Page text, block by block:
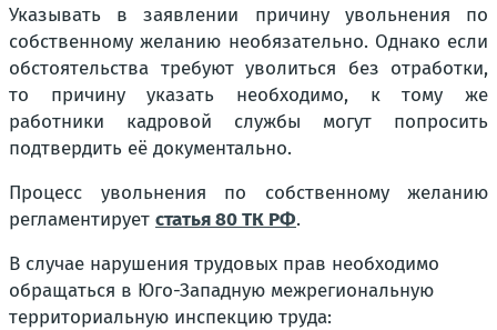
Указывать в заявлении причину увольнения по
собственному желанию необязательно. Однако если
обстоятельства требуют уволиться без отработки,
то причину указать необходимо, к тому же
работники кадровой службы могут попросить
подтвердить её документально.
Процесс увольнения по собственному желанию
регламентирует статья 80 ТК РФ.
В случае нарушения трудовых прав необходимо
обращаться в Юго-Западную межрегиональную
территориальную инспекцию труда: